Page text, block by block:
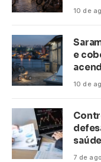
10 de
e
10 de
7 de